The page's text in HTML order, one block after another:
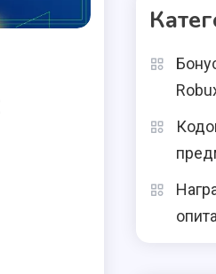
опита